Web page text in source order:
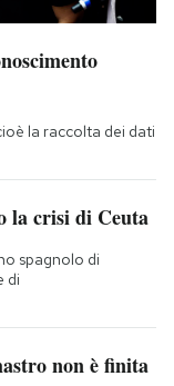
la raccolta dei dati
la crisi di Ceuta
spagnolo di
di
non è finita